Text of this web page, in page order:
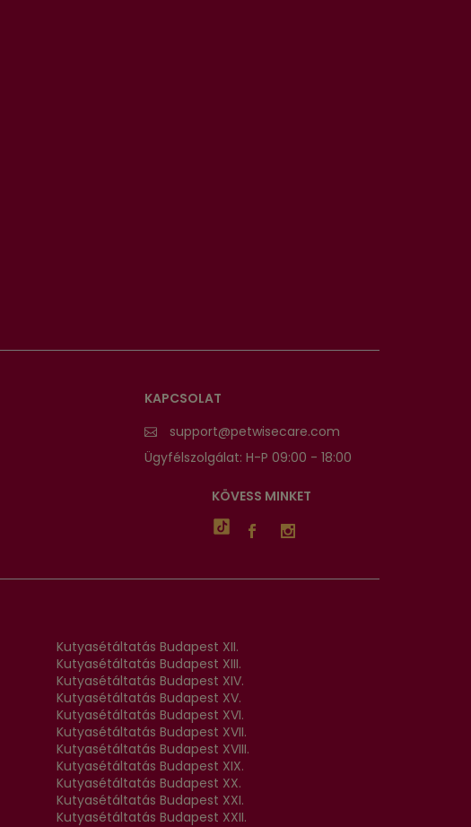
KAPCSOLAT
support@petwisecare.com
Ügyfélszolgálat: H-P 09:00 - 18:00
KÖVESS MINKET
Kutyasétáltatás Budapest XII.
Kutyasétáltatás Budapest XIII.
Kutyasétáltatás Budapest XIV.
Kutyasétáltatás Budapest XV.
Kutyasétáltatás Budapest XVI.
Kutyasétáltatás Budapest XVII.
Kutyasétáltatás Budapest XVIII.
Kutyasétáltatás Budapest XIX.
Kutyasétáltatás Budapest XX.
Kutyasétáltatás Budapest XXI.
Kutyasétáltatás Budapest XXII.